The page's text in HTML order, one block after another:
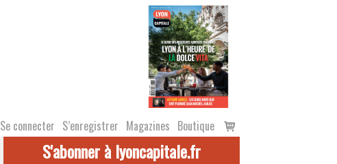
Se connecter S’enregistrer Magazines Boutique
Voir
le
S'abonner à lyoncapitale.fr